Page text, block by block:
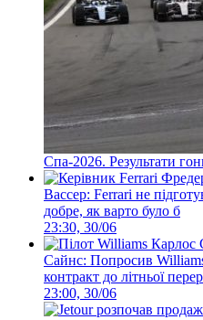
Спа-2026. Результати
Вассер: Ferrari не
добре, як варто було б
23:30, 30/06
Сайнс: Попросив
контракт до літньої
23:00, 30/06